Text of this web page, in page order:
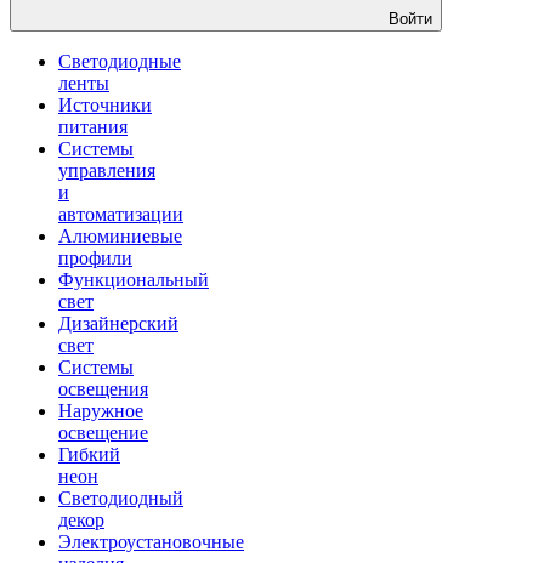
Войти
Светодиодные
ленты
Источники
питания
Системы
управления
и
автоматизации
Алюминиевые
профили
Функциональный
свет
Дизайнерский
свет
Системы
освещения
Наружное
освещение
Гибкий
неон
Светодиодный
декор
Электроустановочные